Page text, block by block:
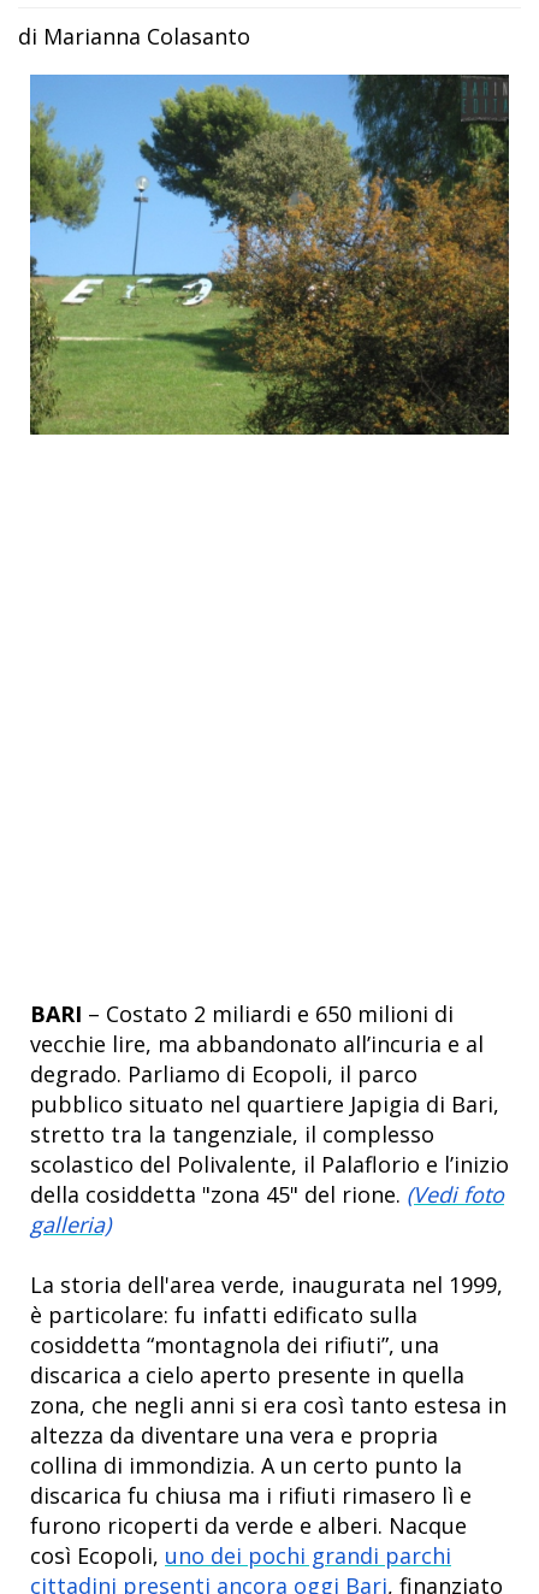
di Marianna Colasanto
BARI – Costato 2 miliardi e 650 milioni di
vecchie lire, ma abbandonato all’incuria e al
degrado. Parliamo di Ecopoli, il parco
pubblico situato nel quartiere Japigia di Bari,
stretto tra la tangenziale, il complesso
scolastico del Polivalente, il Palaflorio e l’inizio
della cosiddetta "zona 45" del rione. (Vedi foto
galleria)
La storia dell'area verde, inaugurata nel 1999,
è particolare: fu infatti edificato sulla
cosiddetta “montagnola dei rifiuti”, una
discarica a cielo aperto presente in quella
zona, che negli anni si era così tanto estesa in
altezza da diventare una vera e propria
collina di immondizia. A un certo punto la
discarica fu chiusa ma i rifiuti rimasero lì e
furono ricoperti da verde e alberi. Nacque
così Ecopoli, uno dei pochi grandi parchi
cittadini presenti ancora oggi Bari, finanziato